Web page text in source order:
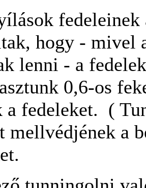
hogy - mivel
lenni - a
0,6-os
a fedeleket. (
mellvédjének a